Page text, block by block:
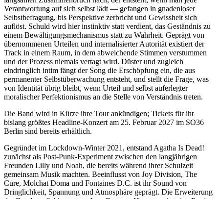
Verantwortung auf sich selbst lädt — gefangen in gnadenloser
Selbstbefragung, bis Perspektive zerbricht und Gewissheit sich
auflöst. Schuld wird hier instinktiv statt verdient, das Geständnis zu
einem Bewältigungsmechanismus statt zu Wahrheit. Geprägt von
übernommenen Urteilen und internalisierter Autorität existiert der
Track in einem Raum, in dem abweichende Stimmen verstummen
und der Prozess niemals vertagt wird. Düster und zugleich
eindringlich intim fängt der Song die Erschöpfung ein, die aus
permanenter Selbstüberwachung entsteht, und stellt die Frage, was
von Identität übrig bleibt, wenn Urteil und selbst auferlegter
moralischer Perfektionismus an die Stelle von Verständnis treten.
Die Band wird in Kürze ihre Tour ankündigen; Tickets für ihr
bislang größtes Headline-Konzert am 25. Februar 2027 im SO36
Berlin sind bereits erhältlich.
Gegründet im Lockdown-Winter 2021, entstand Agatha Is Dead!
zunächst als Post-Punk-Experiment zwischen den langjährigen
Freunden Lilly und Noah, die bereits während ihrer Schulzeit
gemeinsam Musik machten. Beeinflusst von Joy Division, The
Cure, Molchat Doma und Fontaines D.C. ist ihr Sound von
Dringlichkeit, Spannung und Atmosphäre geprägt. Die Erweiterung